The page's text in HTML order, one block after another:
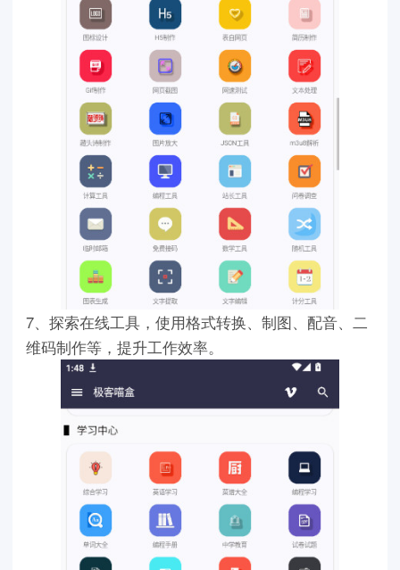
7、探索在线工具，使用格式转换、制图、配音、二
维码制作等，提升工作效率。